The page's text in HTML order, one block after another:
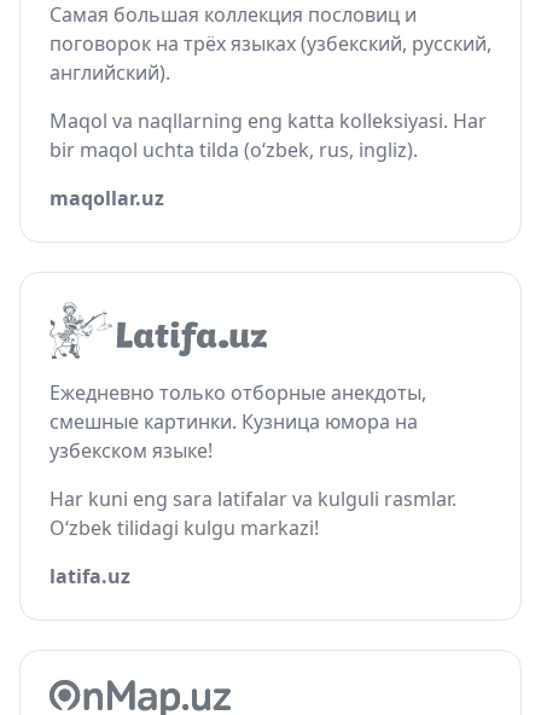
Самая большая коллекция пословиц и
поговорок на трёх языках (узбекский, русский,
английский).
Maqol va naqllarning eng katta kolleksiyasi. Har
bir maqol uchta tilda (o‘zbek, rus, ingliz).
maqollar.uz
Ежедневно только отборные анекдоты,
смешные картинки. Кузница юмора на
узбекском языке!
Har kuni eng sara latifalar va kulguli rasmlar.
O‘zbek tilidagi kulgu markazi!
latifa.uz